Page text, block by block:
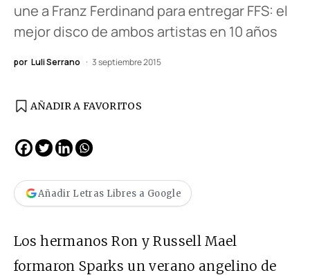
une a Franz Ferdinand para entregar FFS: el
mejor disco de ambos artistas en 10 años
por Luli Serrano 3 septiembre 2015
AÑADIR A FAVORITOS
Añadir Letras Libres a Google
Los hermanos Ron y Russell Mael
formaron Sparks un verano angelino de